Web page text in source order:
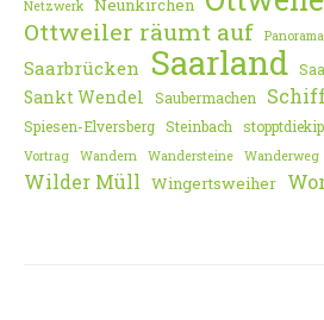
Netzwerk Neunkirchen
Ottweiler räumt auf
Saarbrücken Saarland
Sankt Wendel
Saubermachen
Spiesen-Elversberg Steinbach
Vortrag Wandern Wandersteine Wanderweg
Wilder Müll Wingertsweiher